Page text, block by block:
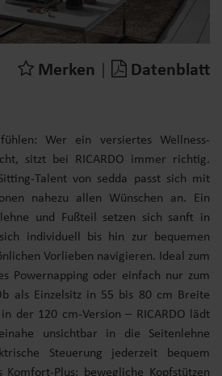
Merken | Datenblatt
Wer ein versiertes Wellness-
sitzt bei RICARDO immer richtig.
Talent von sedda passt sich mit
nahezu allen Wünschen an. Ein
und Fußteil setzen sich sanft in
individuell bis hin zur bequemen
Vorlieben navigieren. Ideal zum
Powernapping oder einfach nur zum
als Einzelsitz in 55 bis 80 cm Breite
der 120 cm-Version – RICARDO lädt
unsichtbar in die Seitenlehne
Steuerung jederzeit bequem
Plus: bewegliche Kopfstützen